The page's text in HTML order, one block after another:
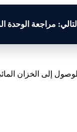
التالي: مراجعة الوحدة
إلى الخزان